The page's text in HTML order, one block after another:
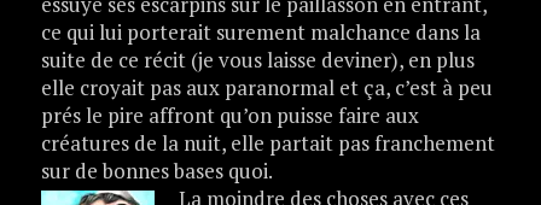
ce qui lui porterait surement malchance dans la
suite de ce récit (je vous laisse deviner), en plus
elle croyait pas aux paranormal et ça, c’est à peu
prés le pire affront qu’on puisse faire aux
créatures de la nuit, elle partait pas franchement
sur de bonnes bases quoi.
La moindre des choses avec ces